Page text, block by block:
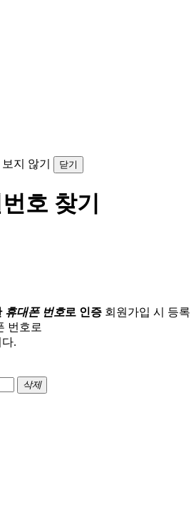
지 않기 닫기
호 찾기
휴대폰 번호로 인증 회원가입 시 등록
번호로
.
삭제